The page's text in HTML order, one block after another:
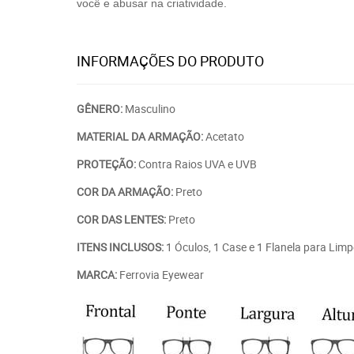
você e abusar na criatividade.
INFORMAÇÕES DO PRODUTO
GÊNERO: Masculino
MATERIAL DA ARMAÇÃO:Acetato
PROTEÇÃO:Contra Raios UVA e UVB
COR DA ARMAÇÃO: Preto
COR DAS LENTES: Preto
ITENS INCLUSOS: 1 Óculos, 1 Case e 1 Flanela para
MARCA: Ferrovia Eyewear